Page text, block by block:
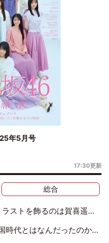
年5月号
17:30更新
総合
の登場に「5年分大人になった私を見ていただけたら」
ロやりたかったな』って言ったら、夢眠ねむさんに『てめえはでんぱ組．incなんだよ！』って肩パンされて(笑)」